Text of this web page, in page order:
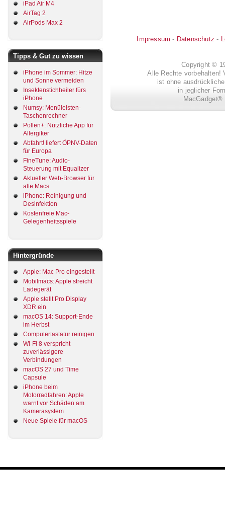
iPad Air M4
AirTag 2
AirPods Max 2
Tipps & Gut zu wissen
iPhone im Sommer: Hitze
und Sonne vermeiden
Insektenstichheiler fürs
iPhone
Numsy: Menüleisten-
Taschenrechner
Pollen+: Nützliche App für
Allergiker
Abfahrt! liefert ÖPNV-Daten
für Europa
FineTune: Audio-
Steuerung mit Equalizer
Aktueller Web-Browser für
alte Macs
iPhone: Reinigung und
Desinfektion
Kostenfreie Mac-
Gelegenheitsspiele
Hintergründe
Apple: Mac Pro eingestellt
Mobilmacs: Apple streicht
Ladegerät
Apple stellt Pro Display
XDR ein
macOS 14: Support-Ende
im Herbst
Computertastatur reinigen
Wi-Fi 8 verspricht
zuverlässigere
Verbindungen
macOS 27 und Time
Capsule
iPhone beim
Motorradfahren: Apple
warnt vor Schäden am
Kamerasystem
Neue Spiele für macOS
Impressum - Datenschutz -
Copyright ©
Alle Rechte vorbehalten!
ist ohne
in jeglicher
MacGadget®